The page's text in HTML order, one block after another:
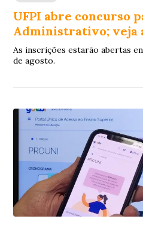
UFPI abre concurso
Administrativo; veja
As inscrições estarão abertas
de agosto.